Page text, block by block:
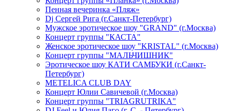
Пенная вечеринка «Пляж»
Dj Сергей Рига (г.Санкт-Петербург)
Мужское эротическое шоу "GRAND" (г.Москва)
Концерт группы "КАСТА"
Женское эротическое шоу "KRISTAL" (г.Москва)
Концерт группы "МАЛЬЧИШНИК"
Эротическое шоу КАТИ САМБУКИ (г.Санкт-
Петербург)
METELICA CLUB DAY
Концерт Юлии Савичевой (г.Москва)
Концерт группы "TRIAGRUTRIKA"